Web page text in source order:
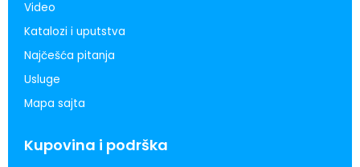
Video
Katalozi i uputstva
Najčešća pitanja
Usluge
Mapa sajta
Kupovina i podrška